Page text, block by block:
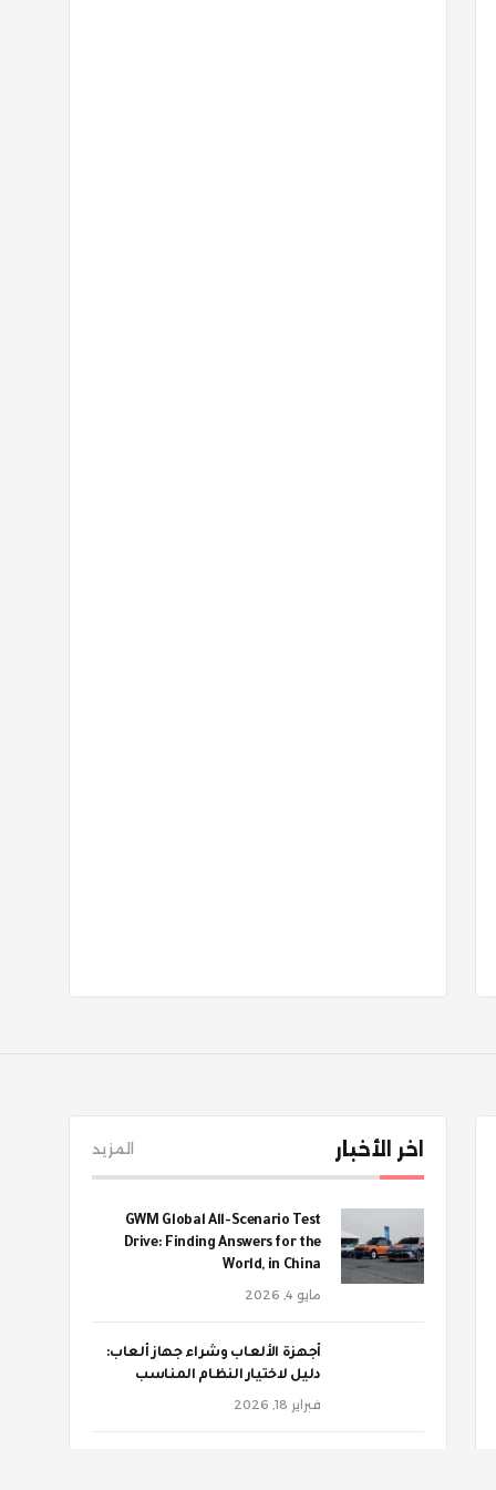
اخر الأخبار المزيد
GWM Global All-Scenario Test
Drive: Finding Answers for the
World, in China
مايو 4, 2026
أجهزة الألعاب وشراء جهاز ألعاب:
دليل لاختيار النظام المناسب
فبراير 18, 2026